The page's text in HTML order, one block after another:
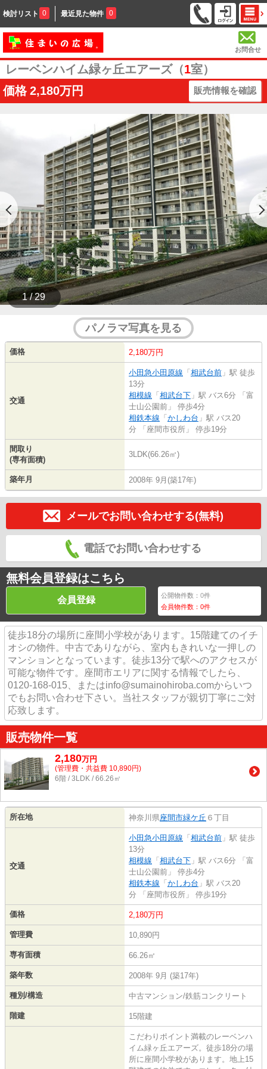
検討リスト 0 最近見た物件 0
お問合せ
レーベンハイム緑ヶ丘エアーズ（1室）
価格 2,180万円 販売情報を確認
1 / 29
パノラマ写真を見る
価格 2,180万円
交通
小田急小田原線 「 相武台前 」駅 徒歩
13分
相模線 「 相武台下 」駅 バス6分 「富
士山公園前」 停歩4分
相鉄本線 「 かしわ台 」駅 バス20
分 「座間市役所」 停歩19分
間取り
(専有面積)
3LDK(66.26㎡)
築年月 2008年 9月(築17年)
メールでお問い合わせする(無料)
電話でお問い合わせする
無料会員登録はこちら
会員登録 公開物件数：0件
会員物件数：0件
徒歩18分の場所に座間小学校があります。15階建てのイチ
オシの物件。中古でありながら、室内もきれいな一押しの
マンションとなっています。徒歩13分で駅へのアクセスが
可能な物件です。座間市エリアに関する情報でしたら、
0120-168-015、またはinfo@sumainohiroba.comからいつ
でもお問い合わせ下さい。当社スタッフが親切丁寧にご対
応致します。
販売物件一覧
2,180万円
(管理費・共益費 10,890円)
6階 / 3LDK / 66.26㎡
所在地 神奈川県座間市緑ケ丘 ６丁目
交通
小田急小田原線 「 相武台前 」駅 徒歩
13分
相模線 「 相武台下 」駅 バス6分 「富
士山公園前」 停歩4分
相鉄本線 「 かしわ台 」駅 バス20
分 「座間市役所」 停歩19分
価格 2,180万円
管理費 10,890円
専有面積 66.26㎡
築年数 2008年 9月 (築17年)
種別/構造 中古マンション/鉄筋コンクリート
階建 15階建
こだわりポイント満載のレーベンハ
イム緑ヶ丘エアーズ。徒歩18分の場
所に座間小学校があります。地上15